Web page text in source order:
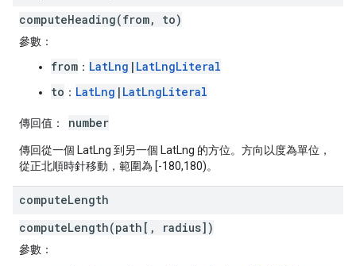
computeHeading(from, to)
參數：
from ： LatLng | LatLngLiteral
to ： LatLng | LatLngLiteral
傳回值： number
傳回從一個 LatLng 到另一個 LatLng 的方位。方向以度為單位，
從正北順時針移動，範圍為 [-180,180)。
computeLength
computeLength(path[, radius])
參數：